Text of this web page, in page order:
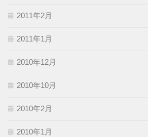
2011年2月
2011年1月
2010年12月
2010年10月
2010年2月
2010年1月